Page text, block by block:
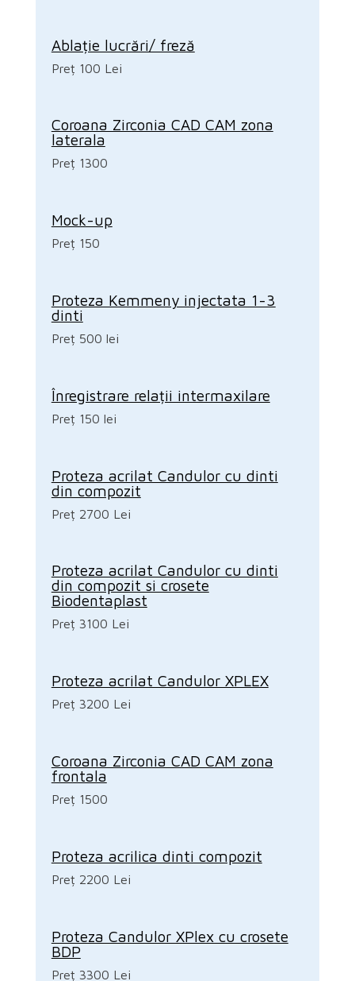
Ablație lucrări/ freză
Preț 100 Lei
Coroana Zirconia CAD CAM zona
laterala
Preț 1300
Mock-up
Preț 150
Proteza Kemmeny injectata 1-3
dinti
Preț 500 lei
Înregistrare relații intermaxilare
Preț 150 lei
Proteza acrilat Candulor cu dinti
din compozit
Preț 2700 Lei
Proteza acrilat Candulor cu dinti
din compozit si crosete
Biodentaplast
Preț 3100 Lei
Proteza acrilat Candulor XPLEX
Preț 3200 Lei
Coroana Zirconia CAD CAM zona
frontala
Preț 1500
Proteza acrilica dinti compozit
Preț 2200 Lei
Proteza Candulor XPlex cu crosete
BDP
Preț 3300 Lei